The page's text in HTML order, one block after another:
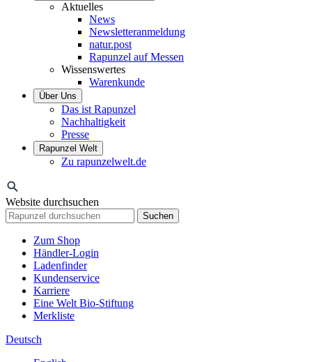
Aktuelles
News
Newsletteranmeldung
natur.post
Rapunzel auf Messen
Wissenswertes
Warenkunde
Über Uns
Das ist Rapunzel
Nachhaltigkeit
Presse
Rapunzel Welt
Zu rapunzelwelt.de
Website durchsuchen
Suchen
Zum Shop
Händler-Login
Ladenfinder
Kundenservice
Karriere
Eine Welt Bio-Stiftung
Merkliste
Deutsch